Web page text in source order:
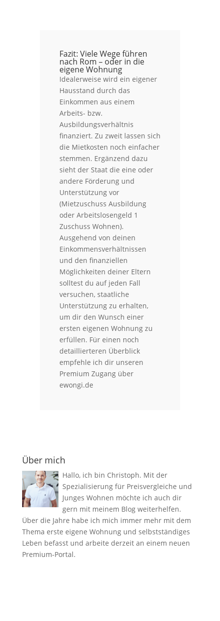
Fazit: Viele Wege führen
nach Rom – oder in die
eigene Wohnung
Idealerweise wird ein eigener
Hausstand durch das
Einkommen aus einem
Arbeits- bzw.
Ausbildungsverhältnis
finanziert. Zu zweit lassen sich
die Mietkosten noch einfacher
stemmen. Ergänzend dazu
sieht der Staat die eine oder
andere Förderung und
Unterstützung vor
(Mietzuschuss Ausbildung
oder Arbeitslosengeld 1
Zuschuss Wohnen).
Ausgehend von deinen
Einkommensverhältnissen
und den finanziellen
Möglichkeiten deiner Eltern
solltest du auf jeden Fall
versuchen, staatliche
Unterstützung zu erhalten,
um dir den Wunsch einer
ersten eigenen Wohnung zu
erfüllen. Für einen noch
detaillierteren Überblick
empfehle ich dir unseren
Premium Zugang über
ewongi.de
Über mich
Hallo, ich bin Christoph. Mit der
Spezialisierung für Preisvergleiche und
Junges Wohnen möchte ich auch dir
gern mit meinem Blog weiterhelfen.
Über die Jahre habe ich mich immer mehr mit dem
Thema erste eigene Wohnung und selbstständiges
Leben befasst und arbeite derzeit an einem neuen
Premium-Portal.